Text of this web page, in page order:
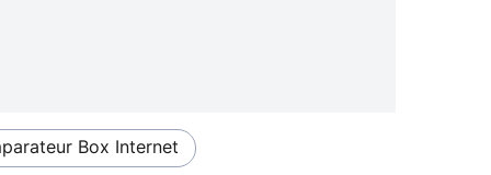
Box Internet